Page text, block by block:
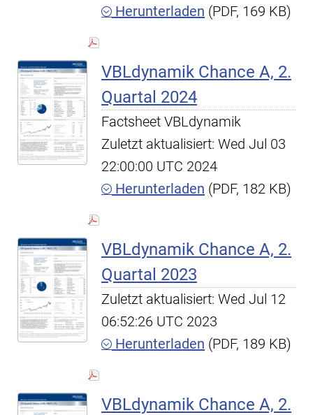
Herunterladen (PDF, 169 KB)
VBLdynamik Chance A, 2.
Quartal 2024
Factsheet VBLdynamik
Zuletzt aktualisiert: Wed Jul 03
22:00:00 UTC 2024
Herunterladen (PDF, 182 KB)
VBLdynamik Chance A, 2.
Quartal 2023
Zuletzt aktualisiert: Wed Jul 12
06:52:26 UTC 2023
Herunterladen (PDF, 189 KB)
VBLdynamik Chance A, 2.